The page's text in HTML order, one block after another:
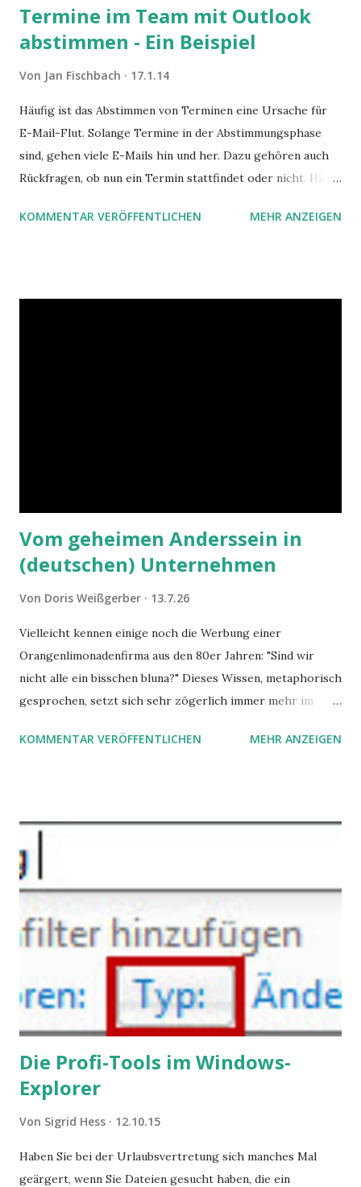
Termine im Team mit Outlook
abstimmen - Ein Beispiel
Von Jan Fischbach 17.1.14
Häufig ist das Abstimmen von Terminen eine Ursache für
E-Mail-Flut. Solange Termine in der Abstimmungsphase
sind, gehen viele E-Mails hin und her. Dazu gehören auch
Rückfragen, ob nun ein Termin stattfindet oder nicht. Hier
Hilfe von Outlook.
KOMMENTAR VERÖFFENTLICHEN MEHR ANZEIGEN
Vom geheimen Anderssein in
(deutschen) Unternehmen
Von Doris Weißgerber 13.7.26
Vielleicht kennen einige noch die Werbung einer
Orangenlimonadenfirma aus den 80er Jahren: "Sind wir
nicht alle ein bisschen bluna?" Dieses Wissen, metaphorisch
gesprochen, setzt sich sehr zögerlich immer mehr im
gleich. Im Arbeitskontext kann es zu nicht verstandenen
Angstzuständen ihrer Mitglieder. Dafür könnte es Gründe
geben, die weitgehend noch im Dunkeln zu liegen scheinen.
KOMMENTAR VERÖFFENTLICHEN MEHR ANZEIGEN
Die Profi-Tools im Windows-
Explorer
Von Sigrid Hess 12.10.15
Haben Sie bei der Urlaubsvertretung sich manches Mal
geärgert, wenn Sie Dateien gesucht haben, die ein